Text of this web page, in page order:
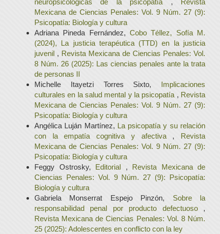
neuropsicológicas de la psicopatía ,
Revista
Mexicana de Ciencias Penales: Vol. 9 Núm. 27 (9):
Psicopatía: Biología y cultura
Adriana Pineda Fernández, Cobo Téllez, Sofía M.
(2024), La justicia terapéutica (TTD) en la justicia
juvenil , Revista Mexicana de Ciencias Penales: Vol.
8 Núm. 26 (2025): Las ciencias penales ante la trata
de personas II
Michelle Itayetzi Torres Sixto, Implicaciones
culturales en la salud mental y la psicopatía , Revista
Mexicana de Ciencias Penales: Vol. 9 Núm. 27 (9):
Psicopatía: Biología y cultura
Angélica Luján Martínez, La psicopatía y su relación
con la empatía cognitiva y afectiva , Revista
Mexicana de Ciencias Penales: Vol. 9 Núm. 27 (9):
Psicopatía: Biología y cultura
Feggy Ostrosky, Editorial , Revista Mexicana de
Ciencias Penales: Vol. 9 Núm. 27 (9): Psicopatía:
Biología y cultura
Gabriela Monserrat Espejo Pinzón, Sobre la
responsabilidad penal por producto defectuoso ,
Revista Mexicana de Ciencias Penales: Vol. 8 Núm.
25 (2025): Adolescentes en conflicto con la ley